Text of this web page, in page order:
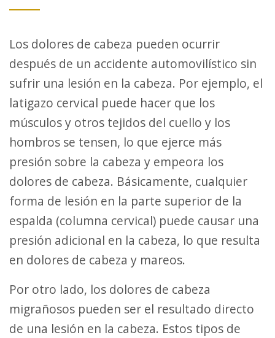
Los dolores de cabeza pueden ocurrir
después de un accidente automovilístico sin
sufrir una lesión en la cabeza. Por ejemplo, el
latigazo cervical puede hacer que los
músculos y otros tejidos del cuello y los
hombros se tensen, lo que ejerce más
presión sobre la cabeza y empeora los
dolores de cabeza. Básicamente, cualquier
forma de lesión en la parte superior de la
espalda (columna cervical) puede causar una
presión adicional en la cabeza, lo que resulta
en dolores de cabeza y mareos.
Por otro lado, los dolores de cabeza
migrañosos pueden ser el resultado directo
de una lesión en la cabeza. Estos tipos de